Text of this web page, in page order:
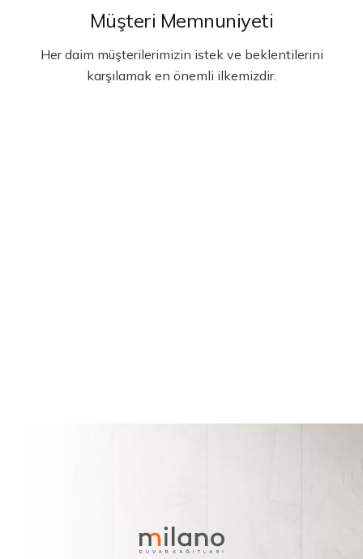
Müşteri Memnuniyeti
Her daim müşterilerimizin istek ve beklentilerini
karşılamak en önemli ilkemizdir.